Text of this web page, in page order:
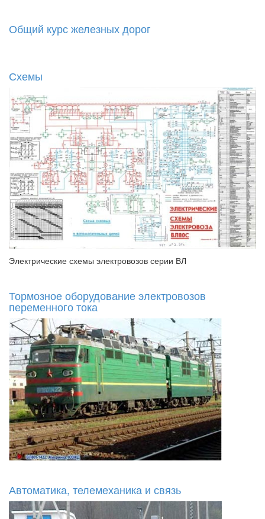
Общий курс железных дорог
Схемы
Электрические схемы электровозов серии ВЛ
Тормозное оборудование электровозов
переменного тока
Автоматика, телемеханика и связь